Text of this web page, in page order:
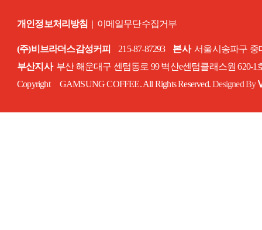
개인정보처리방침 | 이메일무단수집거부
(주)비브라더스감성커피 215-87-87293 본사서울시송파구 중
부산지사부산 해운대구 센텀동로 99 벽산e센텀클래스원 620-1
Copyright GAMSUNG COFFEE. All Rights Reserved.Designed By